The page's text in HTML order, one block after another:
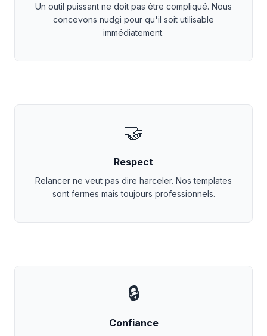
Un outil puissant ne doit pas être compliqué. Nous
concevons nudgi pour qu'il soit utilisable
immédiatement.
🤝
Respect
Relancer ne veut pas dire harceler. Nos templates
sont fermes mais toujours professionnels.
🔒
Confiance